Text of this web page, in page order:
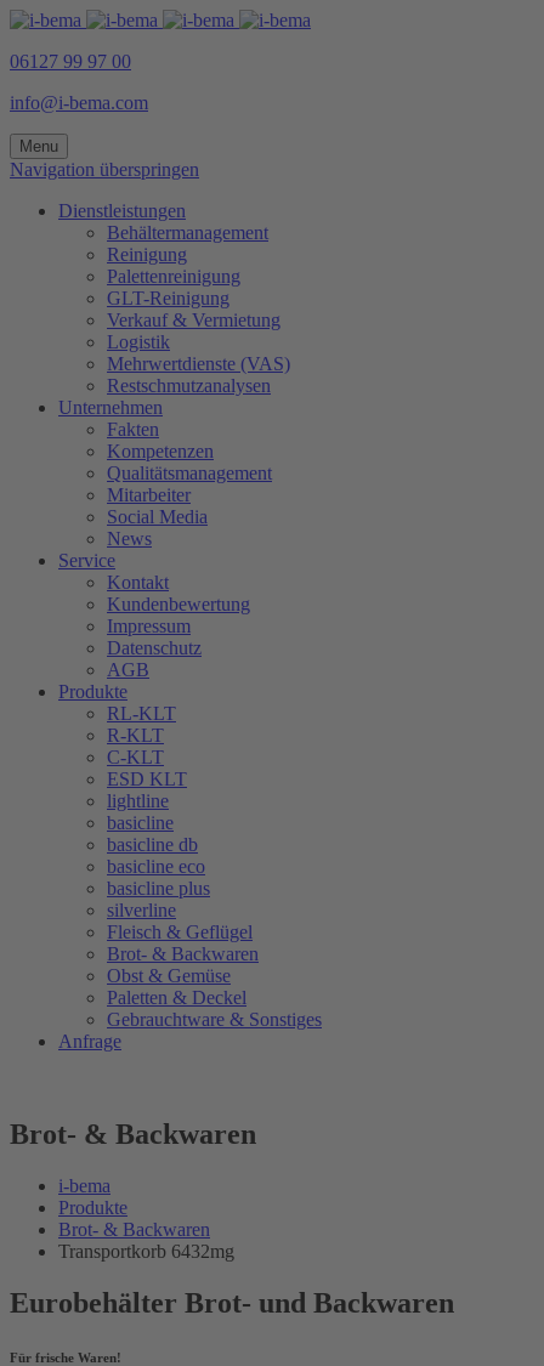
06127 99 97 00
info@i-bema.com
Menu
Navigation überspringen
Dienstleistungen
Behältermanagement
Reinigung
Palettenreinigung
GLT-Reinigung
Verkauf & Vermietung
Logistik
Mehrwertdienste (VAS)
Restschmutzanalysen
Unternehmen
Fakten
Kompetenzen
Qualitätsmanagement
Mitarbeiter
Social Media
News
Service
Kontakt
Kundenbewertung
Impressum
Datenschutz
AGB
Produkte
RL-KLT
R-KLT
C-KLT
ESD KLT
lightline
basicline
basicline db
basicline eco
basicline plus
silverline
Fleisch & Geflügel
Brot- & Backwaren
Obst & Gemüse
Paletten & Deckel
Gebrauchtware & Sonstiges
Anfrage
Brot- & Backwaren
i-bema
Produkte
Brot- & Backwaren
Transportkorb 6432mg
Eurobehälter Brot- und Backwaren
Für frische Waren!